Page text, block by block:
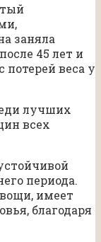
заняла
45 лет и
потерей веса у
лучших
всех
периода.
имеет
благодаря